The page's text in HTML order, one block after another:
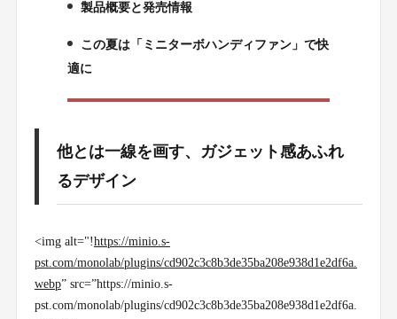
5.
製品概要と発売情報
この夏は「ミニターボハンディファン」で快
適に
他とは一線を画す、ガジェット感あふれ
るデザイン
<img alt="!https://minio.s-
pst.com/monolab/plugins/cd902c3c8b3de35ba208e938d1e2df6a.
webp” src=”https://minio.s-
pst.com/monolab/plugins/cd902c3c8b3de35ba208e938d1e2df6a.